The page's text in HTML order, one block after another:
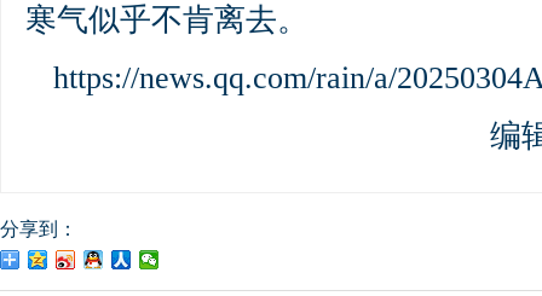
寒气似乎不肯离去。
https://news.qq.com/rain/a/
编
分享到：